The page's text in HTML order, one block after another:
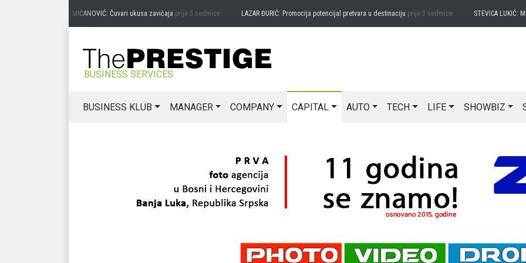
PREDRAG MIĆANOVIĆ: Čuvari ukusa zavičajaprije 3 sedmice LAZAR ĐURIĆ: Promocija potencijal pretvara u destinacijuprije 3 sedmice STEVICA LUKIĆ:
BUSINESS SERVICES
BUSINESS KLUB MANAGER COMPANY CAPITAL AUTO TECH LIFE SHOWBIZ